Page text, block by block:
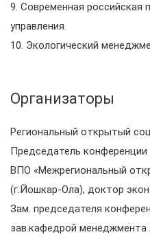
9. Современная российская
управления.
10. Экологический
Организаторы
Региональный открытый
Председатель
ВПО «Межрегиональный
(г.Йошкар-Ола), доктор
Зам. председателя
зав.кафедрой